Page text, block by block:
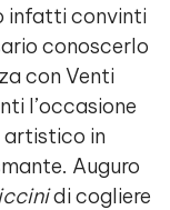
infatti convinti
conoscerlo
con Venti
l’occasione
artistico in
Auguro
di cogliere